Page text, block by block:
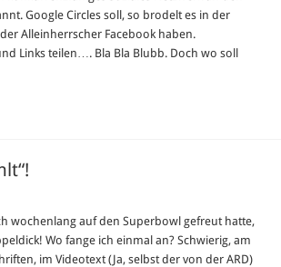
Google Circles soll, so brodelt es in der
Alleinherrscher Facebook haben.
Links teilen…. Bla Bla Blubb. Doch wo soll
wochenlang auf den Superbowl gefreut hatte,
Wo fange ich einmal an? Schwierig, am
im Videotext (Ja, selbst der von der ARD)